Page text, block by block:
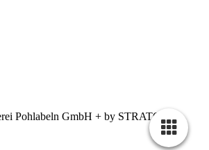
Pohlabeln GmbH + by STRATO AG